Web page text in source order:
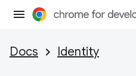
Docs Identity